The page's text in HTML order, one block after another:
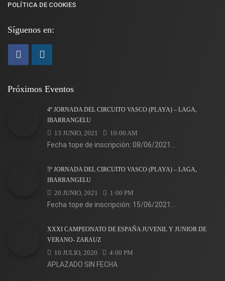
POLÍTICA DE COOKIES
Síguenos en:
Próximos Eventos
4º JORNADA DEL CIRCUITO VASCO (PLAYA) – LAGA,
IBARRANGELU
13 JUNIO, 2021 10:00 AM
Fecha tope de inscripción: 08/06/2021...
5º JORNADA DEL CIRCUITO VASCO (PLAYA) – LAGA,
IBARRANGELU
20 JUNIO, 2021 1:00 PM
Fecha tope de inscripción: 15/06/2021...
XXXI CAMPEONATO DE ESPAÑA JUVENIL Y JUNIOR DE
VERANO- ZARAUZ
10 JULIO, 2020 4:00 PM
APLAZADO SIN FECHA